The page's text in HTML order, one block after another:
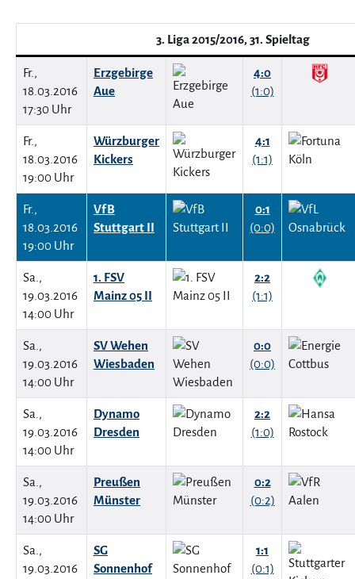
3. Liga 2015/2016, 31. Spieltag
Fr.,
18.03.2016
17:30 Uhr
Erzgebirge
Aue
4:0
(1:0)
Fr.,
18.03.2016
19:00 Uhr
Würzburger
Kickers
4:1
(1:1)
Fr.,
18.03.2016
19:00 Uhr
VfB
Stuttgart II
0:1
(0:0)
Sa.,
19.03.2016
14:00 Uhr
1. FSV
Mainz 05 II
2:2
(1:1)
Sa.,
19.03.2016
14:00 Uhr
SV Wehen
Wiesbaden
0:0
(0:0)
Sa.,
19.03.2016
14:00 Uhr
Dynamo
Dresden
2:2
(1:0)
Sa.,
19.03.2016
14:00 Uhr
Preußen
Münster
0:2
(0:2)
Sa.,
19.03.2016
SG
Sonnenhof
1:1
(0:1)